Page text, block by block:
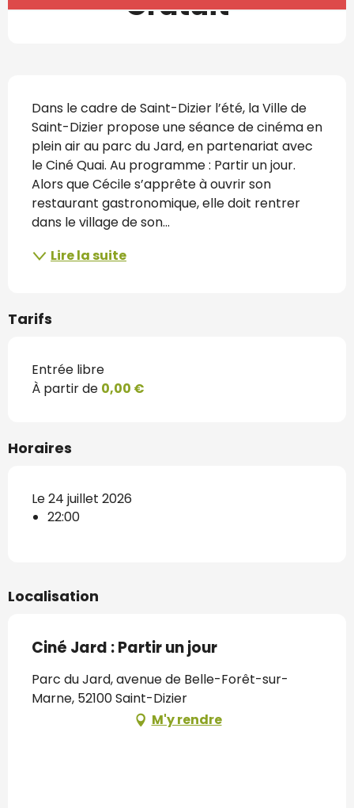
Dans le cadre de Saint-Dizier l’été, la Ville de
Saint-Dizier propose une séance de cinéma en
plein air au parc du Jard, en partenariat avec
le Ciné Quai. Au programme : Partir un jour.
Alors que Cécile s’apprête à ouvrir son
restaurant gastronomique, elle doit rentrer
dans le village de son...
Lire la suite
Tarifs
Entrée libre
À partir de 0,00 €
Horaires
Le 24 juillet 2026
22:00
Localisation
Ciné Jard : Partir un jour
Parc du Jard, avenue de Belle-Forêt-sur-
Marne, 52100 Saint-Dizier
M'y rendre